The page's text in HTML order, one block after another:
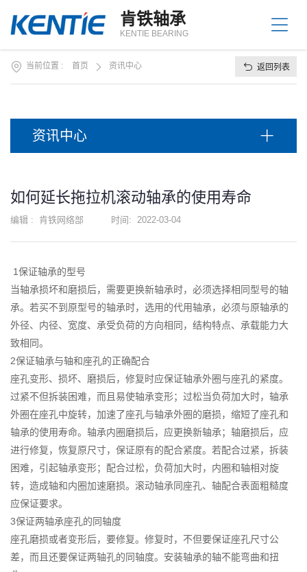
肯铁轴承
KENTIE BEARING
于
当前位置 : 首页 资讯中心 返回列表
资讯中心
如何延长拖拉机滚动轴承的使用寿命
编辑 : 肯铁网络部 时间: 2022-03-04
1保证轴承的型号
当轴承损坏和磨损后，需要更换新轴承时，必须选择相同型号的轴
承。若买不到原型号的轴承时，选用的代用轴承，必须与原轴承的
外径、内径、宽度、承受负荷的方向相同，结构特点、承载能力大
致相同。
2保证轴承与轴和座孔的正确配合
座孔变形、损坏、磨损后，修复时应保证轴承外圈与座孔的紧度。
过紧不但拆装困难，而且易使轴承变形；过松当负荷加大时，轴承
外圈在座孔中旋转，加速了座孔与轴承外圈的磨损，缩短了座孔和
轴承的使用寿命。轴承内圈磨损后，应更换新轴承；轴磨损后，应
进行修复，恢复原尺寸，保证原有的配合紧度。若配合过紧，拆装
困难，引起轴承变形；配合过松，负荷加大时，内圈和轴相对旋
转，造成轴和内圈加速磨损。滚动轴承同座孔、轴配合表面粗糙度
应保证要求。
3保证两轴承座孔的同轴度
座孔磨损或者变形后，要修复。修复时，不但要保证座孔尺寸公
差，而且还要保证两轴孔的同轴度。安装轴承的轴不能弯曲和扭